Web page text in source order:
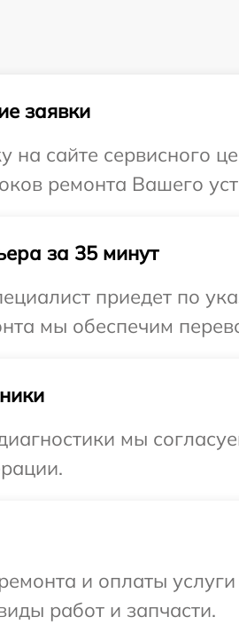
заявки
на сайте сервисного
ремонта Вашего
за 35 минут
приедет по
мы обеспечим
мы
и оплаты
работ и запчасти.